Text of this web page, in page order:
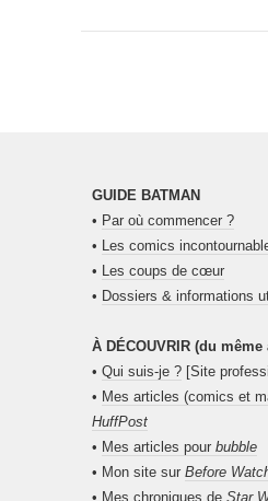
GUIDE BATMAN
• Par où commencer ?
•
Les comics
•
Les coups de cœur
• Dossiers & informations
À DÉCOUVRIR (du même
• Qui suis-je ? [Site
• Mes articles (comics et
HuffPost
• Mes articles pour bubble
• Mon site sur Before
• Mes chroniques de Star